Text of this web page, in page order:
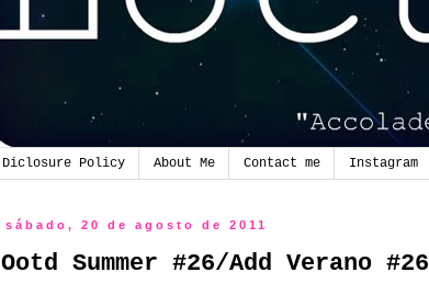
Diclosure Policy About Me Contact me Instagram
sábado, 20 de agosto de 2011
Ootd Summer #26/Add Verano #26